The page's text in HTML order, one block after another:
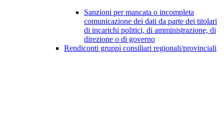
Sanzioni per mancata o incompleta
comunicazione dei dati da parte dei titolari
di incarichi politici, di amministrazione, di
direzione o di governo
Rendiconti gruppi consiliari regionali/provinciali